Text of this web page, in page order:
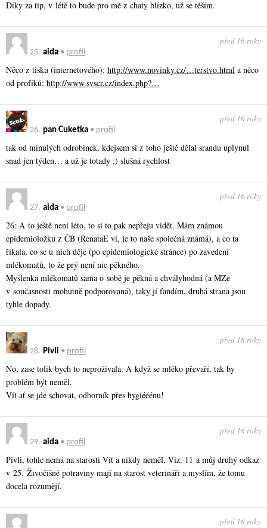
Díky za tip, v létě to bude pro mě z chaty blízko, už se těším.
25. aida • profil
před 16 roky
Něco z tisku (internetového): http://www.novinky.cz/…terstvo.html a něco
od profíků: http://www.svscr.cz/index.php?…
26. pan Cuketka • profil
před 16 roky
tak od minulých odrobinek, kdejsem si z toho ještě dělal srandu uplynul
snad jen týden… a už je totady ;) slušná rychlost
27. aida • profil
před 16 roky
26: A to ještě není léto, to si to pak nepřeju vidět. Mám známou
epidemioložku z ČB (RenataE ví, je to naše společná známá), a co ta
říkala, co se u nich děje (po epidemiologické stránce) po zavedení
mlékomatů, to že prý není nic pěkného.
Myšlenka mlékomatů sama o sobě je pěkná a chvályhodná (a MZe
v současnosti mohutně podporovaná), taky jí fandím, druhá strana jsou
tyhle dopady.
28. Pivli • profil
před 16 roky
No, zase tolik bych to neprožívala. A když se mléko převaří, tak by
problém být neměl.
Vít ať se jde schovat, odborník přes hygiééénu!
29. aida • profil
před 16 roky
Pivli, tohle nemá na starosti Vít a nikdy neměl. Viz. 11 a můj druhý odkaz
v 25. Živočišné potraviny mají na starost veterináři a myslím, že tomu
docela rozumějí.
před 16 roky